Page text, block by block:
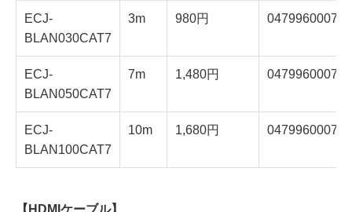
ECJ-
BLAN030CAT7
3m 980円
ECJ-
BLAN050CAT7
7m 1,480円
ECJ-
BLAN100CAT7
10m 1,680円
【HDMIケーブル】